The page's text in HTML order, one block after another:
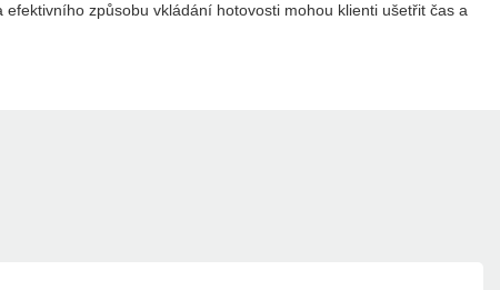
způsobu vkládání hotovosti mohou klienti ušetřit čas a